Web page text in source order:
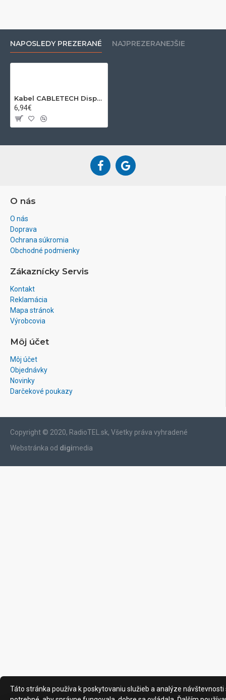
NAPOSLEDY PREZERANÉ NAJPREZERANEJŠIE
Kabel CABLETECH DisplayPort 2m
6,94€
O nás
O nás
Doprava
Ochrana súkromia
Obchodné podmienky
Zákaznícky Servis
Kontakt
Reklamácia
Mapa stránok
Výrobcovia
Môj účet
Môj účet
Objednávky
Novinky
Darčekové poukazy
Copyright © 2020, RadioTEL.sk, Všetky práva vyhradené
Webstránka od digimedia
Táto stránka používa k poskytovaniu služieb a analýze návštevnosti